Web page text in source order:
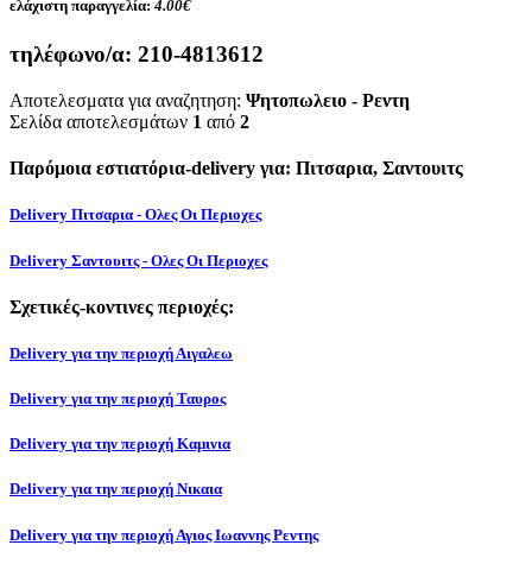
ελάχιστη παραγγελία: 4.00€
τηλέφωνο/α: 210-4813612
Αποτελεσματα για αναζητηση: Ψητοπωλειο - Ρεντη
Σελίδα αποτελεσμάτων 1 από 2
Παρόμοια εστιατόρια-delivery για: Πιτσαρια, Σαντουιτς
Delivery Πιτσαρια - Ολες Οι Περιοχες
Delivery Σαντουιτς - Ολες Οι Περιοχες
Σχετικές-κοντινες περιοχές:
Delivery για την περιοχή Αιγαλεω
Delivery για την περιοχή Ταυρος
Delivery για την περιοχή Καμινια
Delivery για την περιοχή Νικαια
Delivery για την περιοχή Αγιος Ιωαννης Ρεντης